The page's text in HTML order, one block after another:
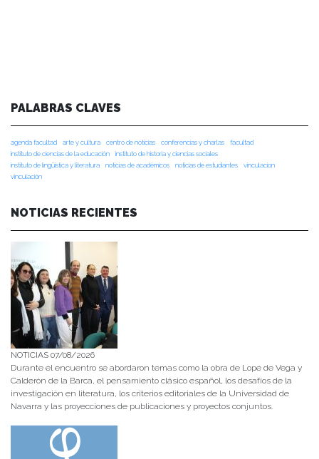
PALABRAS CLAVES
agenda facultad arte y cultura centro de noticias conferencias y charlas
facultad
instituto de ciencias de la educación
instituto de historia y ciencias sociales
instituto de lingüística y literatura
noticias de académicos noticias de estudiantes
vinculacion
vinculación
NOTICIAS RECIENTES
NOTICIAS 07/08/2026
Durante el encuentro se abordaron temas como la obra de Lope de Vega y
Calderón de la Barca, el pensamiento clásico español, los desafíos de la
investigación en literatura, los criterios editoriales de la Universidad de
Navarra y las proyecciones de publicaciones y proyectos conjuntos.